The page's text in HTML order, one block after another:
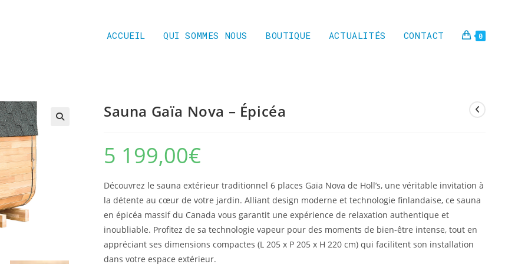
ACCUEIL QUI SOMMES NOUS BOUTIQUE ACTUALITÉS CONTACT 0
Sauna Gaïa Nova – Épicéa
5 199,00€
Découvrez le sauna extérieur traditionnel 6 places Gaïa Nova de Holl’s, une véritable invitation à
la détente au cœur de votre jardin. Alliant design moderne et technologie finlandaise, ce sauna
en épicéa massif du Canada vous garantit une expérience de relaxation authentique et
inoubliable. Profitez de sa technologie vapeur pour des moments de bien-être intense, tout en
appréciant ses dimensions compactes (L 205 x P 205 x H 220 cm) qui facilitent son installation
dans votre espace extérieur.